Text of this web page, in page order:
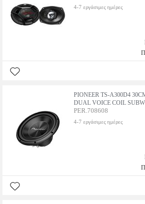
4-7 εργάσιμες ημέρες
PIONEER TS-A300D4
DUAL VOICE COIL
PER.708608
4-7 εργάσιμες ημέρες